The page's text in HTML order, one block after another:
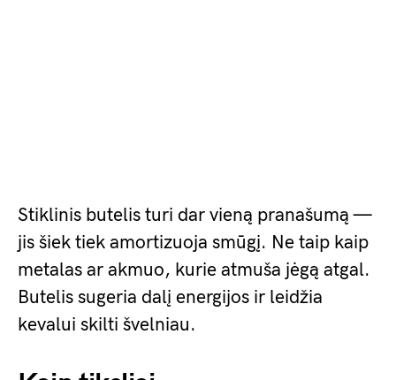
Stiklinis butelis turi dar vieną pranašumą —
jis šiek tiek amortizuoja smūgį. Ne taip kaip
metalas ar akmuo, kurie atmuša jėgą atgal.
Butelis sugeria dalį energijos ir leidžia
kevalui skilti švelniau.